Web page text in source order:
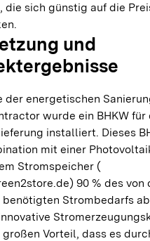
die sich günstig auf die
und
der energetischen
wurde ein BHKW für
installiert. Dieses
mit einer
Stromspeicher (
) 90 % des von
benötigten Strombedarfs
großen Vorteil, dass es